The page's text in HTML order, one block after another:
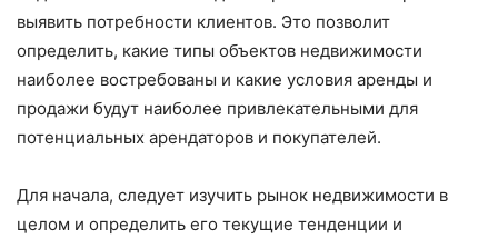
выявить потребности клиентов. Это позволит
определить, какие типы объектов недвижимости
наиболее востребованы и какие условия аренды и
продажи будут наиболее привлекательными для
потенциальных арендаторов и покупателей.
Для начала, следует изучить рынок недвижимости в
целом и определить его текущие тенденции и